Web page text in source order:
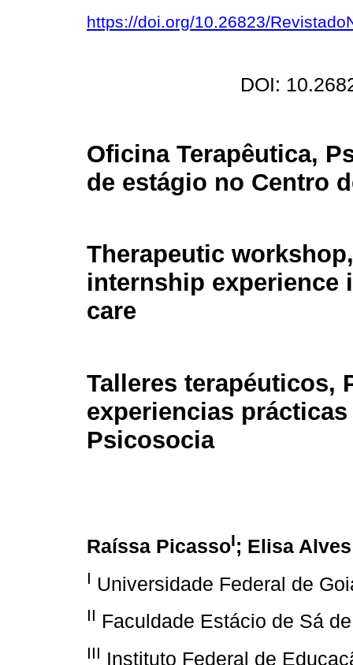
https://doi.org/10.26823/
DOI:
Oficina Terapêutica,
de estágio no Centro
Therapeutic
internship experience
care
Talleres terapéuticos,
experiencias
Psicosocia
Raíssa PicassoI; Elisa
I Universidade Federal de
II Faculdade Estácio de Sá
III Instituto Federal de